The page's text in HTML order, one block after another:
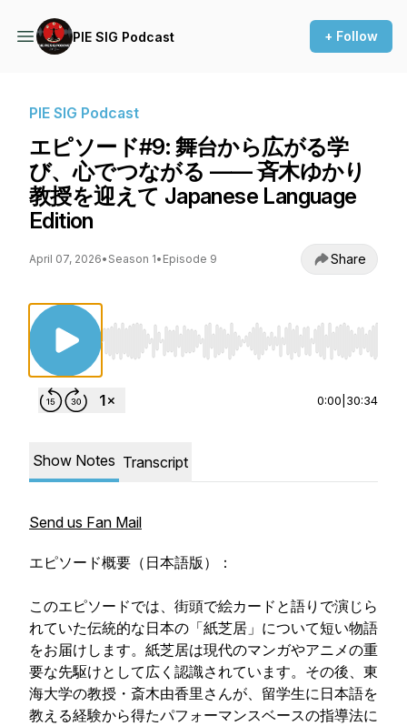
PIE SIG Podcast + Follow
PIE SIG Podcast
エピソード#9: 舞台から広がる学
び、心でつながる —— 斉木ゆかり
教授を迎えて Japanese Language
Edition
April 07, 2026• Season 1• Episode 9 Share
Use Left/Right to seek, Home/End to jump to
0:00 30:34
Show Notes Transcript
Send us Fan Mail
エピソード概要（日本語版）：
このエピソードでは、街頭で絵カードと語りで演じら
れていた伝統的な日本の「紙芝居」について短い物語
をお届けします。紙芝居は現代のマンガやアニメの重
要な先駆けとして広く認識されています。その後、東
海大学の教授・斎木由香里さんが、留学生に日本語を
教える経験から得たパフォーマンスベースの指導法に